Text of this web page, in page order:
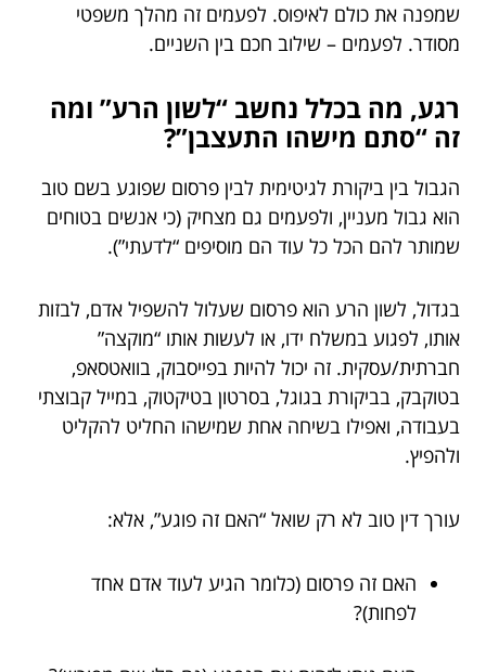
שמפנה את כולם לאיפוס. לפעמים זה מהלך משפטי
מסודר. לפעמים – שילוב חכם בין השניים.
רגע, מה בכלל נחשב “לשון הרע” ומה
זה “סתם מישהו התעצבן”?
הגבול בין ביקורת לגיטימית לבין פרסום שפוגע בשם טוב
הוא גבול מעניין, ולפעמים גם מצחיק (כי אנשים בטוחים
שמותר להם הכל כל עוד הם מוסיפים “לדעתי”).
בגדול, לשון הרע הוא פרסום שעלול להשפיל אדם, לבזות
אותו, לפגוע במשלח ידו, או לעשות אותו “מוקצה”
חברתית/עסקית. זה יכול להיות בפייסבוק, בוואטסאפ,
בטוקבק, בביקורת בגוגל, בסרטון בטיקטוק, במייל קבוצתי
בעבודה, ואפילו בשיחה אחת שמישהו החליט להקליט
ולהפיץ.
עורך דין טוב לא רק שואל “האם זה פוגע”, אלא:
האם זה פרסום (כלומר הגיע לעוד אדם אחד
לפחות)?